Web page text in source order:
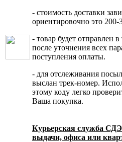
- стоимость доставки
ориентировочно это 200-
- товар будет отправлен
после уточнения всех
поступления оплаты.
- для отслеживания
выслан трек-номер.
этому коду легко
Ваша покупка.
Курьерская служба
выдачи, офиса или